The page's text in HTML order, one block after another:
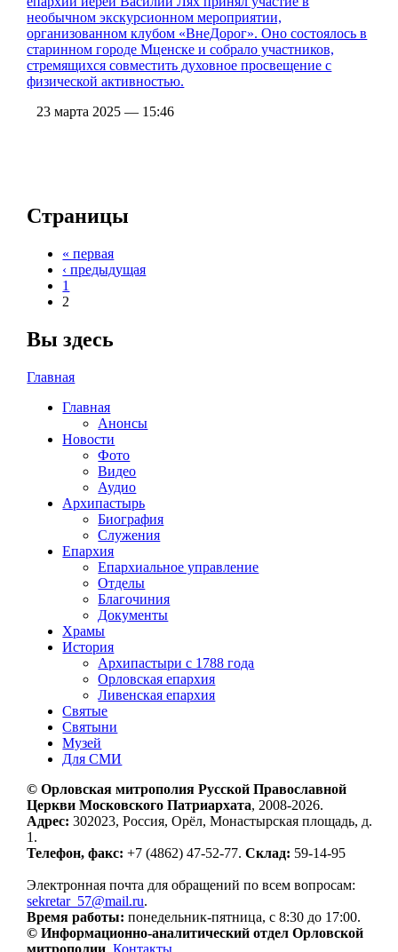
необычном экскурсионном мероприятии,
организованном клубом «ВнеДорог». Оно состоялось в
старинном городе Мценске и собрало участников,
стремящихся совместить духовное просвещение с
физической активностью.
23 марта 2025 — 15:46
Страницы
« первая
‹ предыдущая
1
2
Вы здесь
Главная
Главная
Анонсы
Новости
Фото
Видео
Аудио
Архипастырь
Биография
Служения
Епархия
Епархиальное управление
Отделы
Благочиния
Документы
Храмы
История
Архипастыри с 1788 года
Орловская епархия
Ливенская епархия
Святые
Святыни
Музей
Для СМИ
© Орловская митрополия Русской Православной
Церкви Московского Патриархата, 2008-2026.
Адрес: 302023, Россия, Орёл, Монастырская площадь, д.
1.
Телефон, факс: +7 (4862) 47-52-77.Склад: 59-14-95
Электронная почта для обращений по всем вопросам:
sekretar_57@mail.ru.
Время работы: понедельник-пятница, с 8:30 до 17:00.
© Информационно-аналитический отдел Орловской
митрополии .Контакты